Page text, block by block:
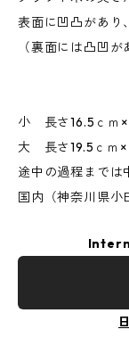
表面に凹凸があり
（裏面には凸凹が
小 長さ16.5ｃｍ×
大 長さ19.5ｃｍ×
途中の過程までは
国内（神奈川県小